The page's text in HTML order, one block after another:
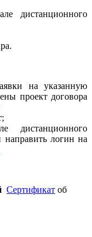
дистанционного
на указанную
проект договора
;
дистанционного
логин на
Сертификат об